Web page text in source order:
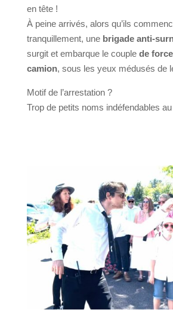
en tête !
À peine arrivés, alors qu’ils
tranquillement, une brigade anti-
surgit et embarque le couple de
camion, sous les yeux médusés de
Motif de l’arrestation ?
Trop de petits noms indéfendables